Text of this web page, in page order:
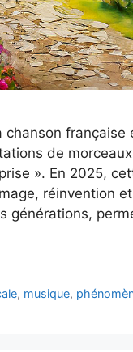
chanson
de
». En 2025,
réinvention
générations,
, musique,